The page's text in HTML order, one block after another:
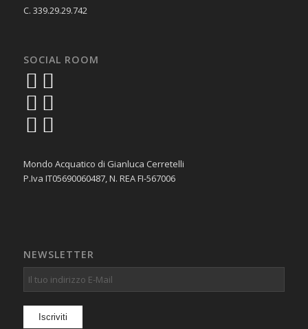
C. 339.29.29.742
SOCIAL ROOM
Mondo Acquatico di Gianluca Cerretelli
P.Iva IT05690060487, N. REA FI-567006
NEWSLETTER